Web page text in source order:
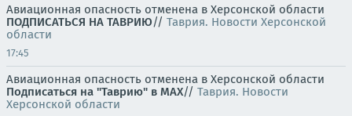
Авиационная опасность отменена в Херсонской области
ПОДПИСАТЬСЯ НА ТАВРИЮ// Таврия. Новости Херсонской
области
17:45
Авиационная опасность отменена в Херсонской области
Подписаться на "Таврию" в MAX// Таврия. Новости
Херсонской области